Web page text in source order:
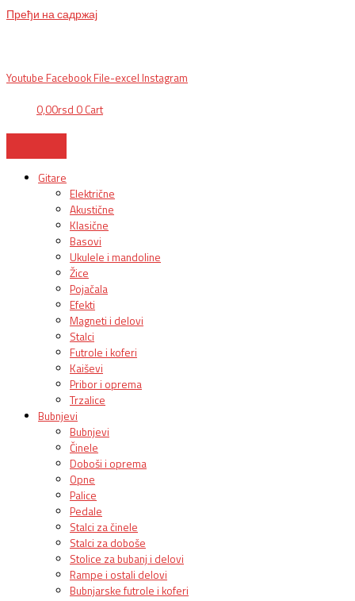
Пређи на садржај
Youtube Facebook File-excel Instagram
0,00rsd 0 Cart
Gitare
Električne
Akustične
Klasične
Basovi
Ukulele i mandoline
Žice
Pojačala
Efekti
Magneti i delovi
Stalci
Futrole i koferi
Kaiševi
Pribor i oprema
Trzalice
Bubnjevi
Bubnjevi
Činele
Doboši i oprema
Opne
Palice
Pedale
Stalci za činele
Stalci za doboše
Stolice za bubanj i delovi
Rampe i ostali delovi
Bubnjarske futrole i koferi